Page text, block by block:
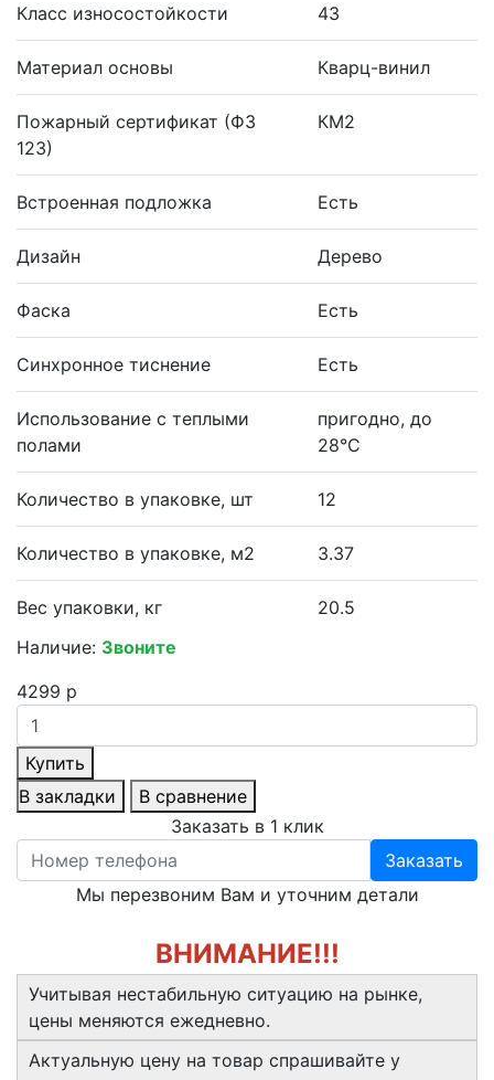
Класс износостойкости 43
Материал основы Кварц-винил
Пожарный сертификат (ФЗ
123)
КМ2
Встроенная подложка Есть
Дизайн Дерево
Фаска Есть
Синхронное тиснение Есть
Использование с теплыми
полами
пригодно, до
28°С
Количество в упаковке, шт 12
Количество в упаковке, м2 3.37
Вес упаковки, кг
20.5
Наличие: Звоните
4299 р
Купить
В закладки
В сравнение
Заказать в 1 клик
Заказать
Мы перезвоним Вам и уточним детали
ВНИМАНИЕ!!!
Учитывая нестабильную ситуацию на рынке,
цены меняются ежедневно.
Актуальную цену на товар спрашивайте у